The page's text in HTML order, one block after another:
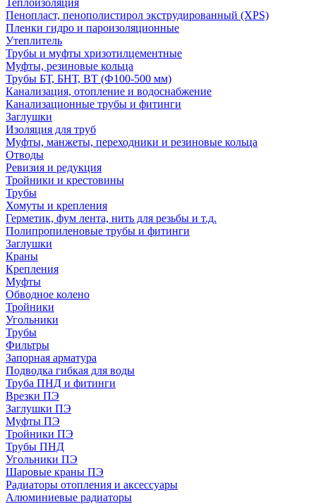
Теплоизоляция
Пенопласт, пенополистирол экструдированный (XPS)
Пленки гидро и пароизоляционные
Утеплитель
Трубы и муфты хризотилцементные
Муфты, резиновые кольца
Трубы БТ, БНТ, ВТ (Ф100-500 мм)
Канализация, отопление и водоснабжение
Канализационные трубы и фитинги
Заглушки
Изоляция для труб
Муфты, манжеты, переходники и резиновые кольца
Отводы
Ревизия и редукция
Тройники и крестовины
Трубы
Хомуты и крепления
Герметик, фум лента, нить для резьбы и т.д.
Полипропиленовые трубы и фитинги
Заглушки
Краны
Крепления
Муфты
Обводное колено
Тройники
Угольники
Трубы
Фильтры
Запорная арматура
Подводка гибкая для воды
Труба ПНД и фитинги
Врезки ПЭ
Заглушки ПЭ
Муфты ПЭ
Тройники ПЭ
Трубы ПНД
Угольники ПЭ
Шаровые краны ПЭ
Радиаторы отопления и аксессуары
Алюминиевые радиаторы